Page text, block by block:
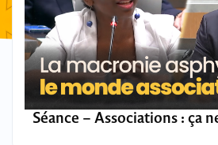
Séance – Associations : ça